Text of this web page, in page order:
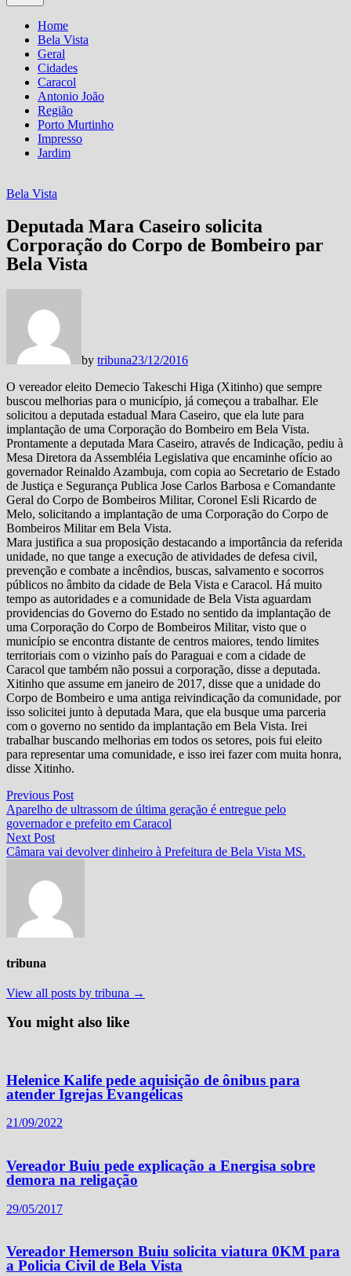
Home
Bela Vista
Geral
Cidades
Caracol
Antonio João
Região
Porto Murtinho
Impresso
Jardim
Bela Vista
Deputada Mara Caseiro solicita
Corporação do Corpo de Bombeiro par
Bela Vista
by tribuna23/12/2016
O vereador eleito Demecio Takeschi Higa (Xitinho) que sempre
buscou melhorias para o município, já começou a trabalhar. Ele
solicitou a deputada estadual Mara Caseiro, que ela lute para
implantação de uma Corporação do Bombeiro em Bela Vista.
Prontamente a deputada Mara Caseiro, através de Indicação, pediu à
Mesa Diretora da Assembléia Legislativa que encaminhe ofício ao
governador Reinaldo Azambuja, com copia ao Secretario de Estado
de Justiça e Segurança Publica Jose Carlos Barbosa e Comandante
Geral do Corpo de Bombeiros Militar, Coronel Esli Ricardo de
Melo, solicitando a implantação de uma Corporação do Corpo de
Bombeiros Militar em Bela Vista.
Mara justifica a sua proposição destacando a importância da referida
unidade, no que tange a execução de atividades de defesa civil,
prevenção e combate a incêndios, buscas, salvamento e socorros
públicos no âmbito da cidade de Bela Vista e Caracol. Há muito
tempo as autoridades e a comunidade de Bela Vista aguardam
providencias do Governo do Estado no sentido da implantação de
uma Corporação do Corpo de Bombeiros Militar, visto que o
município se encontra distante de centros maiores, tendo limites
territoriais com o vizinho país do Paraguai e com a cidade de
Caracol que também não possui a corporação, disse a deputada.
Xitinho que assume em janeiro de 2017, disse que a unidade do
Corpo de Bombeiro e uma antiga reivindicação da comunidade, por
isso solicitei junto à deputada Mara, que ela busque uma parceria
com o governo no sentido da implantação em Bela Vista. Irei
trabalhar buscando melhorias em todos os setores, pois fui eleito
para representar uma comunidade, e isso irei fazer com muita honra,
disse Xitinho.
Navegação
de
Post
Previous PostPrevious
post:
Aparelho de ultrassom de última geração é entregue pelo
governador e prefeito em Caracol
Next PostNext
post:
Câmara vai devolver dinheiro à Prefeitura de Bela Vista MS.
tribuna
View all posts by tribuna →
You might also like
Helenice Kalife pede aquisição de ônibus para
atender Igrejas Evangélicas
21/09/2022
Vereador Buiu pede explicação a Energisa sobre
demora na religação
29/05/2017
Vereador Hemerson Buiu solicita viatura 0KM para
a Policia Civil de Bela Vista